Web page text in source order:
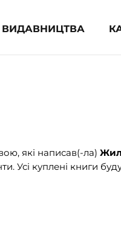
ВИДАВНИЦТВА
які написав(-ла)
Усі куплені книги